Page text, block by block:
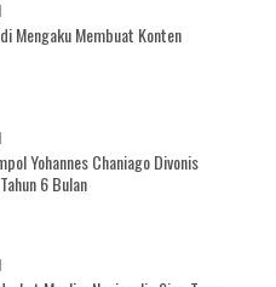
Mengaku Membuat Konten
Yohannes Chaniago Divonis
6 Bulan